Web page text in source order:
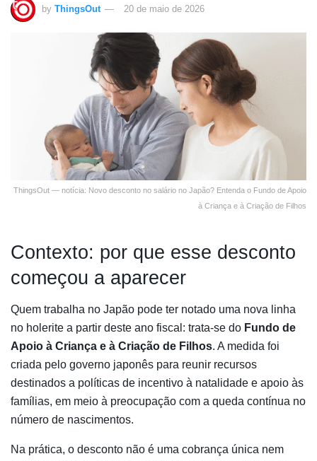
by ThingsOut 20 de maio de 2026
ThingsOut — notícia: Novo desconto no salário no Japão? Entenda o Fundo de Apoio
à Criança e à Criação de Filhos
Contexto: por que esse desconto
começou a aparecer
Quem trabalha no Japão pode ter notado uma nova linha
no holerite a partir deste ano fiscal: trata-se do Fundo de
Apoio à Criança e à Criação de Filhos. A medida foi
criada pelo governo japonês para reunir recursos
destinados a políticas de incentivo à natalidade e apoio às
famílias, em meio à preocupação com a queda contínua no
número de nascimentos.
Na prática, o desconto não é uma cobrança única nem